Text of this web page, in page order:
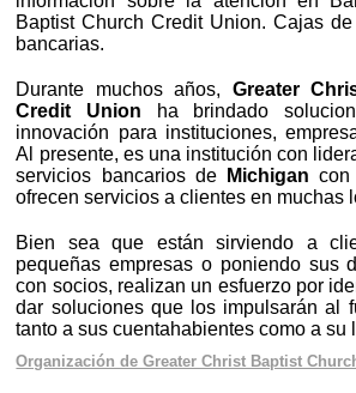
Baptist Church Credit Union. Cajas
bancarias.
Durante muchos años, Greater
Credit Union ha brindado
innovación para instituciones,
Al presente, es una institución con
servicios bancarios de
Michigan con
ofrecen servicios a clientes en muchas
Bien sea que están sirviendo a
pequeñas empresas o poniendo sus
con socios, realizan un esfuerzo por
dar soluciones que los impulsarán al
tanto a sus cuentahabientes como a su
Organización de Greater Christ Baptist